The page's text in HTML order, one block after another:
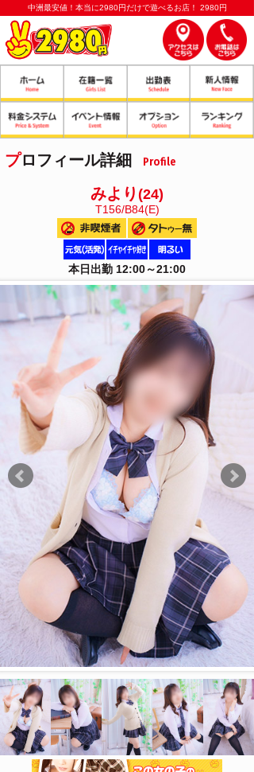
中洲最安値！本当に2980円だけで遊べるお店！ 2980円
プロフィール詳細 Profile
みより (24)
T156/B84(E)
本日出勤 12:00～21:00